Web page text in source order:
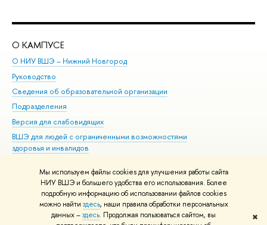
Мы используем файлы cookies для улучшения работы сайта
НИУ ВШЭ и большего удобства его использования. Более
подробную информацию об использовании файлов cookies
можно найти здесь, наши правила обработки персональных
данных –здесь. Продолжая пользоваться сайтом, вы
✖
О КАМПУСЕ
О НИУ ВШЭ – Нижний Новгород
Руководство
Сведения об образовательной организации
Подразделения
Версия для слабовидящих
ВШЭ для людей с ограниченными возможностями
здоровья и инвалидов